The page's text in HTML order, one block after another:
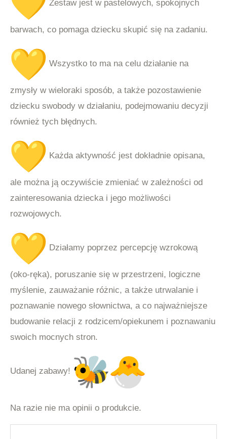
Zestaw jest w pastelowych, spokojnych
barwach, co pomaga dziecku skupić się na zadaniu.
Wszystko to ma na celu działanie na
zmysły w wieloraki sposób, a także pozostawienie
dziecku swobody w działaniu, podejmowaniu decyzji
również tych błędnych.
Każda aktywność jest dokładnie opisana,
ale można ją oczywiście zmieniać w zależności od
zainteresowania dziecka i jego możliwości
rozwojowych.
Działamy poprzez percepcję wzrokową
(oko-ręka), poruszanie się w przestrzeni, logiczne
myślenie, zauważanie różnic, a także utrwalanie i
poznawanie nowego słownictwa, a co najważniejsze
budowanie relacji z rodzicem/opiekunem i poznawaniu
swoich mocnych stron.
Udanej zabawy!
Na razie nie ma opinii o produkcie.